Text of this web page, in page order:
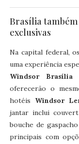
Brasília
exclusivas
Na capital federal,
uma experiência
Windsor Brasília
oferecerão o
hotéis Windsor
jantar inclui
bouche de
principais com